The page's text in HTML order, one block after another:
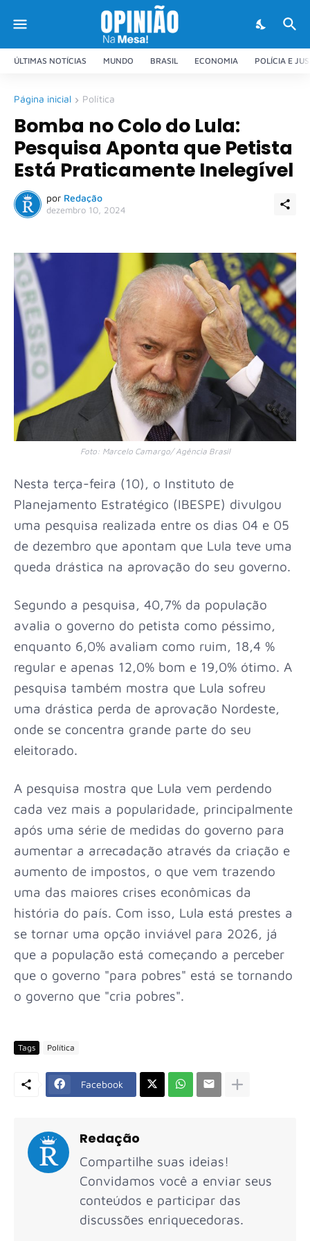
ÚLTIMAS NOTÍCIAS MUNDO BRASIL ECONOMIA POLÍCIA E
Página inicial Política
Bomba no Colo do Lula:
Pesquisa Aponta que Petista
Está Praticamente Inelegível
por Redação
dezembro 10, 2024
Foto: Marcelo Camargo/ Agência Brasil
Nesta terça-feira (10), o Instituto de
Planejamento Estratégico (IBESPE) divulgou
uma pesquisa realizada entre os dias 04 e 05
de dezembro que apontam que Lula teve uma
queda drástica na aprovação do seu governo.
Segundo a pesquisa, 40,7% da população
avalia o governo do petista como péssimo,
enquanto 6,0% avaliam como ruim, 18,4 %
regular e apenas 12,0% bom e 19,0% ótimo. A
pesquisa também mostra que Lula sofreu
uma drástica perda de aprovação Nordeste,
onde se concentra grande parte do seu
eleitorado.
A pesquisa mostra que Lula vem perdendo
cada vez mais a popularidade, principalmente
após uma série de medidas do governo para
aumentar a arrecadação através da criação e
aumento de impostos, o que vem trazendo
uma das maiores crises econômicas da
história do país. Com isso, Lula está prestes a
se tornar uma opção inviável para 2026, já
que a população está começando a perceber
que o governo "para pobres" está se tornando
o governo que "cria pobres".
Tags Política
Facebook
Redação
Compartilhe suas ideias!
Convidamos você a enviar seus
conteúdos e participar das
discussões enriquecedoras.